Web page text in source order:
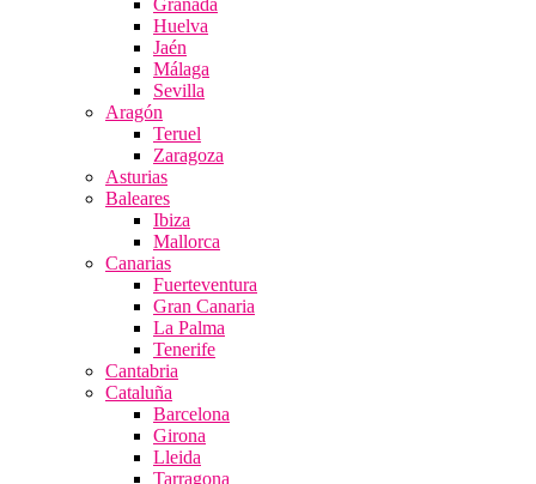
Granada
Huelva
Jaén
Málaga
Sevilla
Aragón
Teruel
Zaragoza
Asturias
Baleares
Ibiza
Mallorca
Canarias
Fuerteventura
Gran Canaria
La Palma
Tenerife
Cantabria
Cataluña
Barcelona
Girona
Lleida
Tarragona